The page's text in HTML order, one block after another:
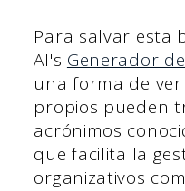
Para salvar esta
AI's Generador
una forma de
propios pueden
acrónimos
que facilita la
organizativos